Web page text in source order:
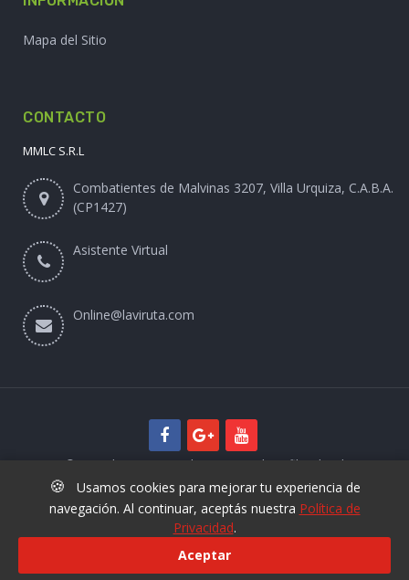
Mapa del Sitio
CONTACTO
MMLC S.R.L
Combatientes de Malvinas 3207, Villa Urquiza, C.A.B.A.
(CP1427)
Asistente Virtual
Online@laviruta.com
© 2025 laviruta.com | Diseño web SofihaCloud
🍪
Usamos cookies para mejorar tu experiencia de
navegación. Al continuar, aceptás nuestra Política de
Privacidad.
Aceptar